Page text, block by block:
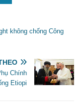
không chống Công
Chính
Etiopi